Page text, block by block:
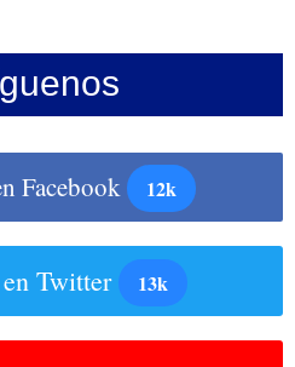
Facebook 12k
Twitter 13k